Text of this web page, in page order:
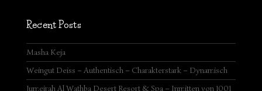
Recent Posts
Masha Keja
Weingut Deiss – Authentisch – Charakterstark – Dynamisch
Jumeirah Al Wathba Desert Resort & Spa – Inmitten von 1001